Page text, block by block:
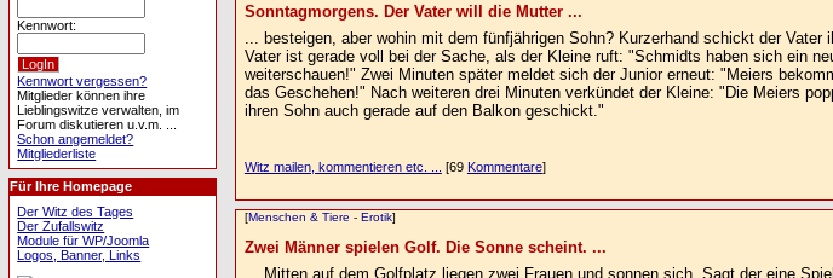
Sonntagmorgens. Der Vater will die Mutter ...
... besteigen, aber wohin mit dem fünfjährigen Sohn? Kurzerhand schickt der
Vater ist gerade voll bei der Sache, als der Kleine ruft: "Schmidts haben sich ein
weiterschauen!" Zwei Minuten später meldet sich der Junior erneut: "Meiers
das Geschehen!" Nach weiteren drei Minuten verkündet der Kleine: "Die Meiers
ihren Sohn auch gerade auf den Balkon geschickt."
Witz mailen, kommentieren etc. ... [69 Kommentare]
[Menschen & Tiere - Erotik]
Zwei Männer spielen Golf. Die Sonne scheint. ...
... Mitten auf dem Golfplatz liegen zwei Frauen und sonnen sich. Sagt der eine
Kennwort:
Kennwort vergessen?
Mitglieder können ihre
Lieblingswitze verwalten, im
Forum diskutieren u.v.m. ...
Schon angemeldet?
Mitgliederliste
Für Ihre Homepage
Der Witz des Tages
Der Zufallswitz
Module für WP/Joomla
Logos, Banner, Links